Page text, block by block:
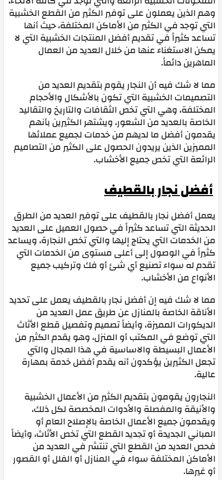
وهم الذين يعملون على توفير الكثير من القطع الخشبية
التي توجد في الكثير من الأماكن المختلفة، حيث أنها
تساعد كثيراً في تقديم أفضل المنتجات الخشبية التي لا
يمكن الاستغناء عنها من خلال العديد من العمال
الماهرين دائماً.
مما لا شك فيه أن النجار يقوم بتقديم العديد من
التصميمات الخشبية التي تكون بالأشكال والأحجام
المختلفة، وهي التي تخص الثقافات والتاريخ والتقاليد
الخاصة بالعديد من الشعور، ويشتهر الكثيرين بأنهم
يقدمون أفضل ما لديهم من خدمات لجميع عملائها
المميزين الذين يريدون الحصول على الكثير من التصاميم
الرائعة التي تخص جميع الأخشاب.
أفضل نجار بالقطيف
يعمل أفضل نجار بالقطيف على توفير العديد من الطرق
الحديثة التي تساعد كثيراً في حصول العميل على العديد
من الخدمات التي يحتاج إليها والتي تخص النجارة، ويساعد
كثيراً في الوصول إلى أعلى مستوى من الخدمات التي
تقدم له سواء تصنيع أي شئ أو فك وتركيب جميع
الأنواع من الأخشاب.
مما لا شك فيه إن أفضل نجار بالقطيف يعمل على تحديد
الأناقة الخاصة بالمنازل عن طريق عمل العديد من
الديكورات المميزة، وأيضاً تصميم وتفصيل قطع الأثاث
التي توضع في المكتب أو المنزل، وهو يقدم الكثير من
الأعمال البسيطة والاساسية في هذا المجال والتي
تجعل الكثيرين يؤكدون أنه يقدم أفضل خدمة بمهارة
عالية.
النجارون يقومون بتقديم الكثير من الأعمال الخشبية
والأنيقة والمفصلة والأدوات المخصصة لكل ذلك،
ويقدمون جميع الأعمال الخاصة بالإصلاح العام أو
المباني الجديدة أو تجديد القطع التي تخص الأثاث، وأيضاً
فحص العديد من القطع التي تنتشر في العديد من
الأماكن المختلفة سواء في المنازل أو الفلل أو القصور
أو غيرها.